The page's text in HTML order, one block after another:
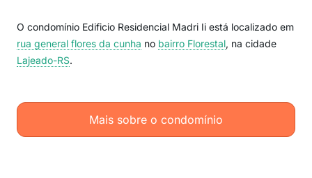
O condomínio Edificio Residencial Madri Ii está localizado em
rua general flores da cunha no bairro Florestal, na cidade
Lajeado-RS.
Mais sobre o condomínio